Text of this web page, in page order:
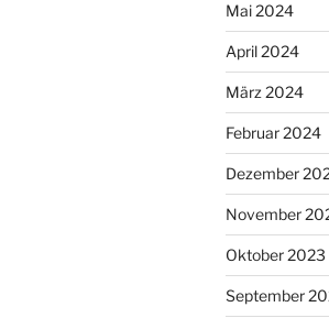
Mai 2024
April 2024
März 2024
Februar 2024
Dezember
November
Oktober 2023
September